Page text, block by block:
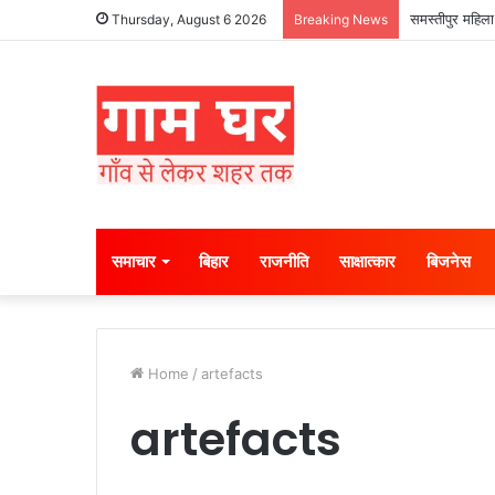
Thursday, August 6 2026 Breaking News समस्तीपुर
समाचार बिहार राजनीति साक्षात्कार बिजनेस
Home / artefacts
artefacts